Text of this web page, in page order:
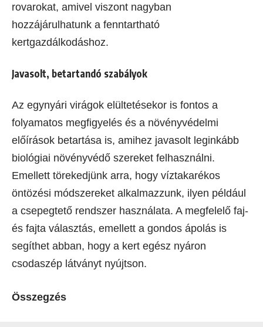
rovarokat, amivel viszont nagyban
hozzájárulhatunk a fenntartható
kertgazdálkodáshoz.
Javasolt, betartandó szabályok
Az egynyári virágok elültetésekor is fontos a
folyamatos megfigyelés és a növényvédelmi
előírások betartása is, amihez javasolt leginkább
biológiai növényvédő szereket felhasználni.
Emellett törekedjünk arra, hogy víztakarékos
öntözési módszereket alkalmazzunk, ilyen például
a csepegtető rendszer használata. A megfelelő faj-
és fajta választás, emellett a gondos ápolás is
segíthet abban, hogy a kert egész nyáron
csodaszép látványt nyújtson.
Összegzés